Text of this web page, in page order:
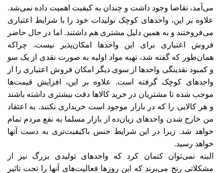
می‌‌‌آمد، تقاضا وجود داشت و چندان به کیفیت اهمیت داده نمی‌شد.
علاوه بر این، واحدهای کوچک تولیدات خود را با شرایط اعتباری
می‌‌‌فروختند و به همین دلیل مشتری هم داشتند. اما در حال حاضر
فروش اعتباری برای این واحدها امکان‌پذیر نیست. چراکه
همان‌طور که گفته شد، تهیه مواد اولیه به صورت نقدی از یک سو
و کمبود نقدینگی واحدها از سوی دیگر امکان فروش اعتباری را از
واحدهای کوچک گرفته است. علاوه بر این، افزایش قیمت‌ها
‌‌موجب شده تا مشتریان در خرید کالاها دقت بیشتری داشته باشند
و هر کالایی را که در بازار موجود است خریداری نکنند. به اعتقاد
من خارج شدن واحدهای زیان‌ده از بازار مسلما به نفع مردم تمام
خواهد شد. زیرا در این شرایط جنس باکیفیت‌تری به دست آنها
خواهد رسید.
البته نمی‌توان کتمان کرد که واحدهای تولیدی بزرگ نیز از
مشکلاتی رنج می‌‌‌برند که این روزها فعالیت‌های‌‌ آنها را تحت تاثیر